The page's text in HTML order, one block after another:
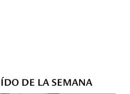
DE LA SEMANA